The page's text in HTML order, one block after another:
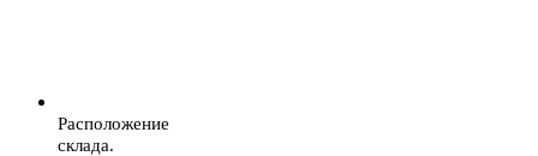
Расположение
склада.